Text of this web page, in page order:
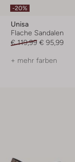
-20%
Unisa
Flache Sandalen
€ 119,99 € 95,99
+ mehr farben